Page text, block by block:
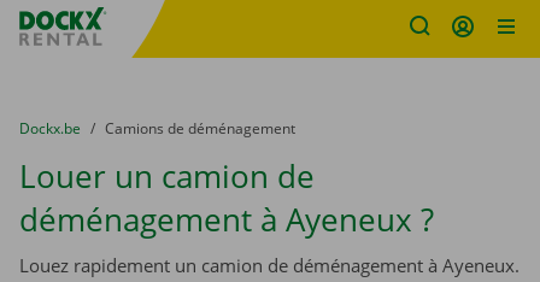
sitename
You are here:
du
Dockx.be to
Camions de déménagement
Louer un camion de
déménagement à Ayeneux ?
Louez rapidement un camion de déménagement à Ayeneux.